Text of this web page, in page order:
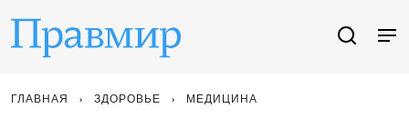
ГЛАВНАЯ ЗДОРОВЬЕ МЕДИЦИНА